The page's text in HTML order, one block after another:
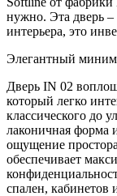
нужно. Эта дверь
интерьера, это
Элегантный
Дверь IN 02
который легко
классического до
лаконичная форма
ощущение
обеспечивает
спален, кабинетов